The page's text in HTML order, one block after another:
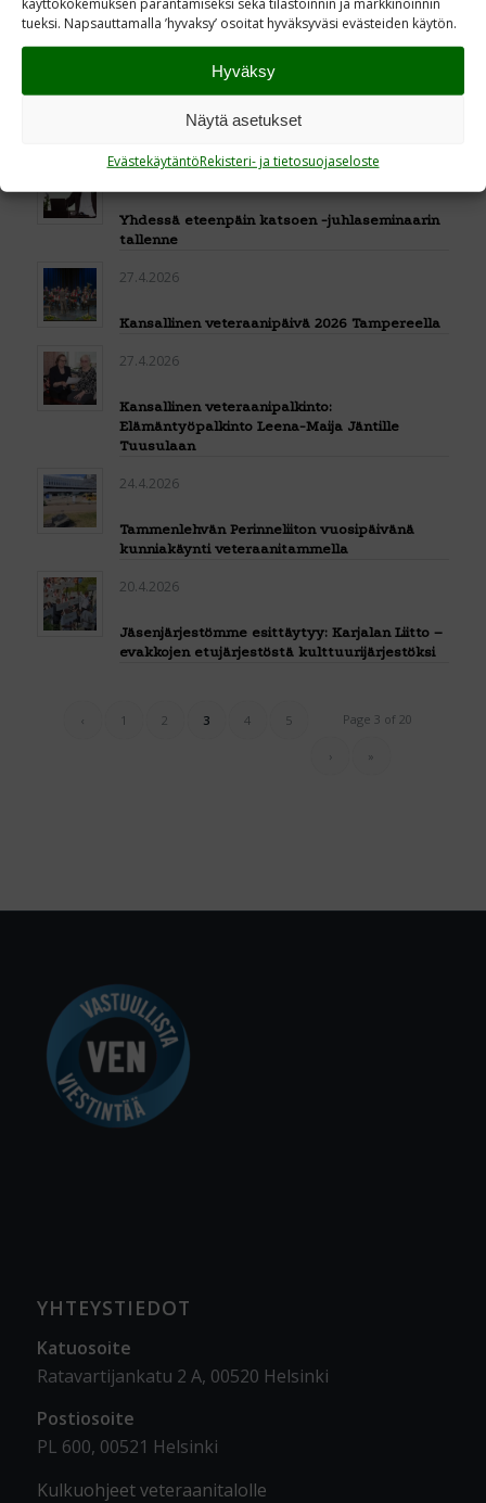
käyttökokemuksen parantamiseksi sekä tilastoinnin ja markkinoinnin
tueksi. Napsauttamalla ’hyvaksy’ osoitat hyväksyväsi evästeiden käytön.
Hyväksy
Näytä asetukset
EvästekäytäntöRekisteri- ja tietosuojaseloste
Veteraanien hyväksi järjestetty tukikonsertti
keräsi salin täyteen yleisöä Palokassa
Sotasukupolvien perintö elää – uusi
28.4.2026
Yhdessä eteenpäin katsoen -juhlaseminaarin
tallenne
27.4.2026
Kansallinen veteraanipäivä 2026 Tampereella
27.4.2026
Kansallinen veteraanipalkinto:
Elämäntyöpalkinto Leena-Maija Jäntille
Tuusulaan
24.4.2026
Tammenlehvän Perinneliiton vuosipäivänä
kunniakäynti veteraanitammella
20.4.2026
Jäsenjärjestömme esittäytyy: Karjalan Liitto –
evakkojen etujärjestöstä kulttuurijärjestöksi
Page 3 of 20
‹ 1 2 3 4 5
› »
YHTEYSTIEDOT
Katuosoite
Ratavartijankatu 2 A, 00520 Helsinki
Postiosoite
PL 600, 00521 Helsinki
Kulkuohjeet veteraanitalolle